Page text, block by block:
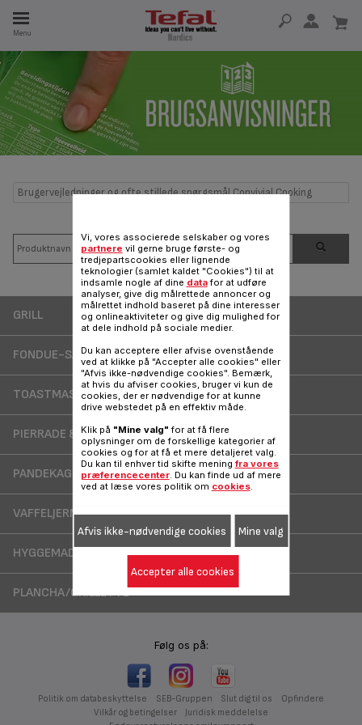
Menu
I 15 ÅR
Brugervejledninger og ofte stillede spørgsmål Convivial Cooking
GRILL
FONDUE-SÆT
TOASTMASKINE
PIERRADE & RACLETTE
PANDEKAGEPANDE
VAFFELJERN
HYGGEMAD TIL BØRN
PLANCHA/GRILLETTE
Følg os på:
Politik om databeskyttelse SEB-Gruppen Slut dig til os
Opfindere
Vilkår og betingelser
Juridisk meddelelse
Vi, vores associerede selskaber og vores
partnere vil gerne bruge første- og
tredjepartscookies eller lignende
teknologier (samlet kaldet "Cookies") til at
indsamle nogle af dine datafor at udføre
analyser, give dig målrettede annoncer og
målrettet indhold baseret på dine interesser
og onlineaktiviteter og give dig mulighed for
at dele indhold på sociale medier.
Du kan acceptere eller afvise ovenstående
ved at klikke på "Accepter alle cookies" eller
"Afvis ikke-nødvendige cookies". Bemærk,
at hvis du afviser cookies, bruger vi kun de
cookies, der er nødvendige for at kunne
drive webstedet på en effektiv måde.
Klik på "Mine valg" for at få flere
oplysninger om de forskellige kategorier af
cookies og for at få et mere detaljeret valg.
Du kan til enhver tid skifte mening fra vores
præferencecenter. Du kan finde ud af mere
ved at læse vores politik om cookies.
Afvis ikke-nødvendige cookies Mine valg
Accepter alle cookies